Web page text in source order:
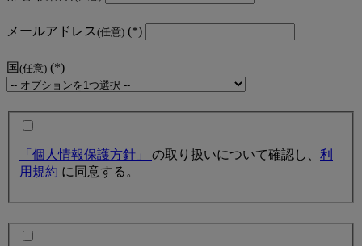
メールアドレス (任意)
国 (任意)
「個人情報保護方針」 の取り扱いについて確認し、 利
用規約 に同意する。